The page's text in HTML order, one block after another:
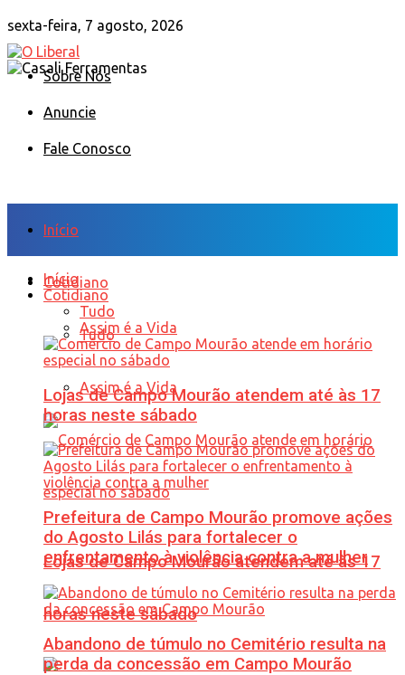
sexta-feira, 7 agosto, 2026
Sobre Nós
Anuncie
Fale Conosco
Início
Cotidiano
Tudo
Assim é a Vida
Lojas de Campo Mourão atendem até às 17
horas neste sábado
Início
Cotidiano
Tudo
Assim é a Vida
Lojas de Campo Mourão atendem até às 17
horas neste sábado
Prefeitura de Campo Mourão promove ações
do Agosto Lilás para fortalecer o
enfrentamento à violência contra a mulher
Abandono de túmulo no Cemitério resulta na
perda da concessão em Campo Mourão